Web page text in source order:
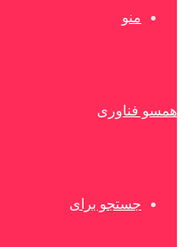
منو
همسو فناوری
جستجو برای